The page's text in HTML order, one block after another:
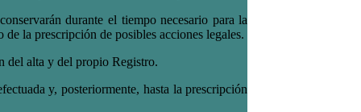
durante el tiempo necesario para la
la prescripción de posibles acciones legales.
del alta y del propio Registro.
y, posteriormente, hasta la prescripción